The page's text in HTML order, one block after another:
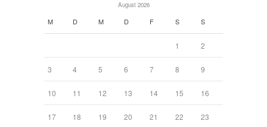
August 2026
M D M D F S S
1 2
3 4 5 6 7 8 9
10 11 12 13 14 15 16
17 18 19 20 21 22 23